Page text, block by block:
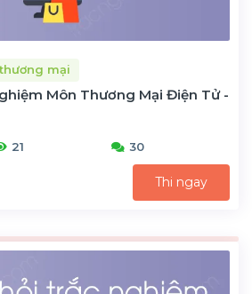
mại
Môn Thương Mại Điện Tử -
21 30
Thi ngay